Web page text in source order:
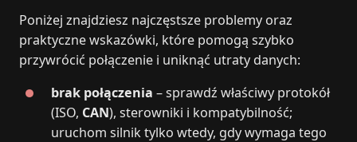
Poniżej znajdziesz najczęstsze problemy oraz
praktyczne wskazówki, które pomogą szybko
przywrócić połączenie i uniknąć utraty danych:
brak połączenia – sprawdź właściwy protokół
(ISO, CAN), sterowniki i kompatybilność;
uruchom silnik tylko wtedy, gdy wymaga tego